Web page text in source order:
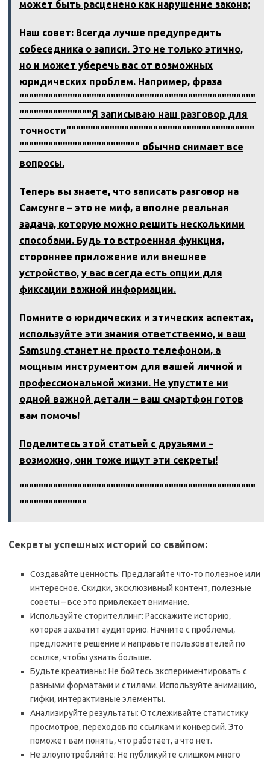
может быть расценено как нарушение закона;
Наш совет: Всегда лучше предупредить
собеседника о записи. Это не только этично,
но и может уберечь вас от возможных
юридических проблем. Например, фраза
"""""""""""""""""""""""""""""""""""""""""""""""""
"""""""""""""""Я записываю наш разговор для
точности"""""""""""""""""""""""""""""""""""""""
""""""""""""""""""""""""" обычно снимает все
вопросы.
Теперь вы знаете, что записать разговор на
Самсунге – это не миф, а вполне реальная
задача, которую можно решить несколькими
способами. Будь то встроенная функция,
стороннее приложение или внешнее
устройство, у вас всегда есть опции для
фиксации важной информации.
Помните о юридических и этических аспектах,
используйте эти знания ответственно, и ваш
Samsung станет не просто телефоном, а
мощным инструментом для вашей личной и
профессиональной жизни. Не упустите ни
одной важной детали – ваш смартфон готов
вам помочь!
Поделитесь этой статьей с друзьями –
возможно, они тоже ищут эти секреты!
"""""""""""""""""""""""""""""""""""""""""""""""""
""""""""""""""
Секреты успешных историй со свайпом:
Создавайте ценность: Предлагайте что-то полезное или
интересное. Скидки‚ эксклюзивный контент‚ полезные
советы – все это привлекает внимание.
Используйте сторителлинг: Расскажите историю‚
которая захватит аудиторию. Начните с проблемы‚
предложите решение и направьте пользователей по
ссылке‚ чтобы узнать больше.
Будьте креативны: Не бойтесь экспериментировать с
разными форматами и стилями. Используйте анимацию‚
гифки‚ интерактивные элементы.
Анализируйте результаты: Отслеживайте статистику
просмотров‚ переходов по ссылкам и конверсий. Это
поможет вам понять‚ что работает‚ а что нет.
Не злоупотребляйте: Не публикуйте слишком много